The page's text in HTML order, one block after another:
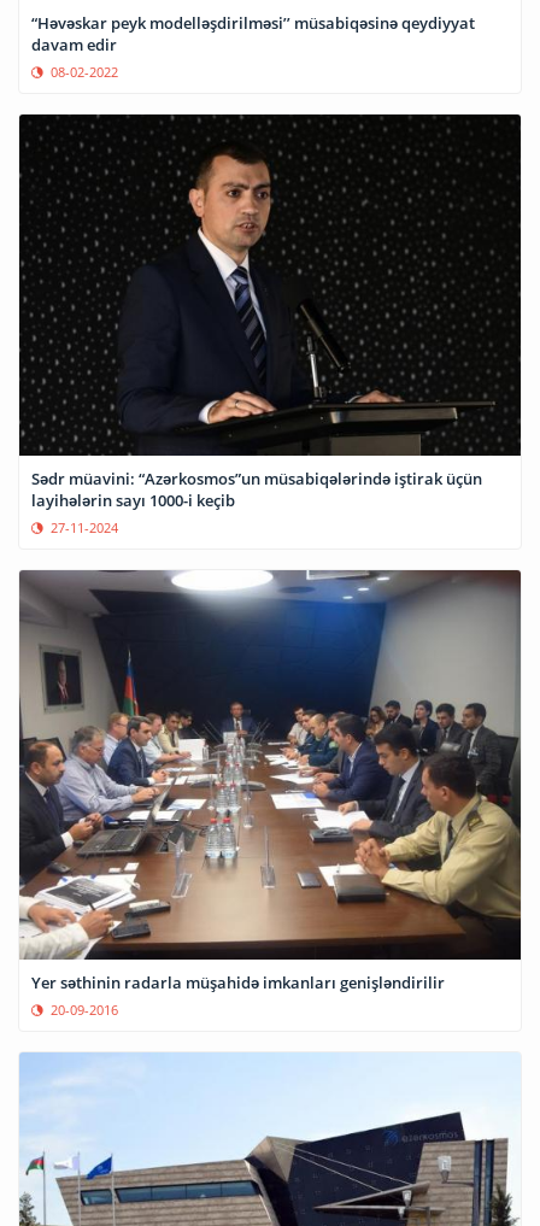
“Həvəskar peyk modelləşdirilməsi’’ müsabiqəsinə qeydiyyat
davam edir
08-02-2022
Sədr müavini: “Azərkosmos”un müsabiqələrində iştirak üçün
layihələrin sayı 1000-i keçib
27-11-2024
Yer səthinin radarla müşahidə imkanları genişləndirilir
20-09-2016